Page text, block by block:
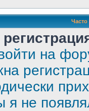
на
я не